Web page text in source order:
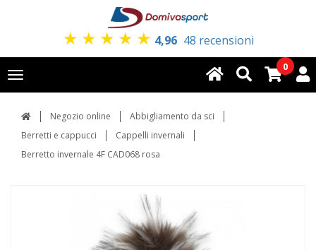
★ ★ ★ ★ ★ 4,96 48 recensioni
Toggle
navigation
0
Negozio online
Abbigliamento da sci
Berretti e cappucci
Cappelli invernali
Berretto invernale 4F CAD068 rosa